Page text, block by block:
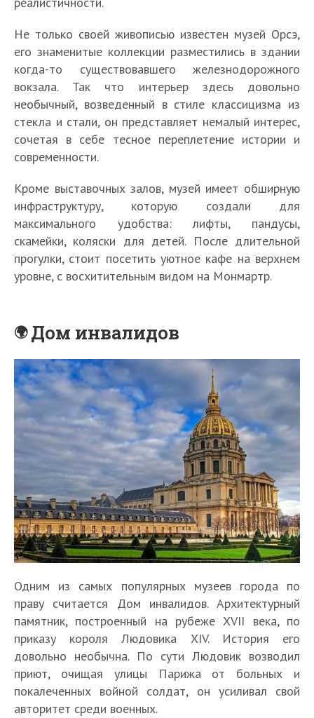
Не только своей живописью известен музей Орсэ,
его знаменитые коллекции разместились в здании
когда-то существовавшего железнодорожного
вокзала. Так что интерьер здесь довольно
необычный, возведенный в стиле классицизма из
стекла и стали, он представляет немалый интерес,
сочетая в себе тесное переплетение истории и
современности.
Кроме выставочных залов, музей имеет обширную
инфраструктуру, которую создали для
максимального удобства: лифты, пандусы,
скамейки, коляски для детей. После длительной
прогулки, стоит посетить уютное кафе на верхнем
уровне, с восхитительным видом на Монмартр.
Дом инвалидов
Одним из самых популярных музеев города по
праву считается Дом инвалидов. Архитектурный
памятник, построенный на рубеже XVII века, по
приказу короля Людовика XIV. История его
довольно необычна. По сути Людовик возводил
приют, очищая улицы Парижа от больных и
покалеченных войной солдат, он усиливал свой
авторитет среди военных.